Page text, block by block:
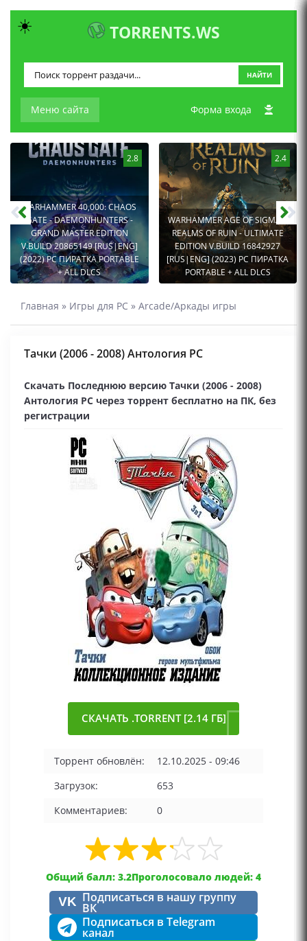
TORRENTS.WS
Меню сайта
НАЙТИ
Форма входа
2.8
WARHAMMER 40,000: CHAOS
GATE - DAEMONHUNTERS -
GRAND MASTER EDITION
V.BUILD 20865149 [RUS|ENG]
(2022) PC ПИРАТКА PORTABLE
+ ALL DLCS
2.4
WARHAMMER AGE OF SIGMAR:
REALMS OF RUIN - ULTIMATE
EDITION V.BUILD 16842927
[RUS|ENG] (2023) PC ПИРАТКА
PORTABLE + ALL DLCS
Главная » Игры для PC » Arcade/Аркады игры
Тачки (2006 - 2008) Антология PC
Скачать Последнюю версию Тачки (2006 - 2008)
Антология PC через торрент бесплатно на ПК, без
регистрации
СКАЧАТЬ .TORRENT [2.14 ГБ]
Торрент обновлён:
12.10.2025 - 09:46
Загрузок:
653
Комментариев:
0
Общий балл: 3.2Проголосовало людей: 4
VK Подписаться в нашу группу
ВК
Подписаться в Telegram
канал
☀️